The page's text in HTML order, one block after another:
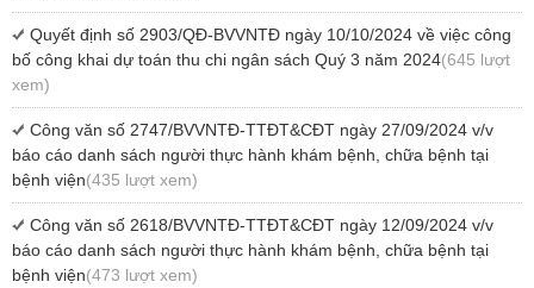
Quyết định số 2903/QĐ-BVVNTĐ ngày 10/10/2024 về việc công
bố công khai dự toán thu chi ngân sách Quý 3 năm 2024(645 lượt
xem)
Công văn số 2747/BVVNTĐ-TTĐT&CĐT ngày 27/09/2024 v/v
báo cáo danh sách người thực hành khám bệnh, chữa bệnh tại
bệnh viện(435 lượt xem)
Công văn số 2618/BVVNTĐ-TTĐT&CĐT ngày 12/09/2024 v/v
báo cáo danh sách người thực hành khám bệnh, chữa bệnh tại
bệnh viện(473 lượt xem)